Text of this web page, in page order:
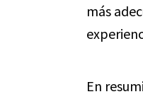
más
En